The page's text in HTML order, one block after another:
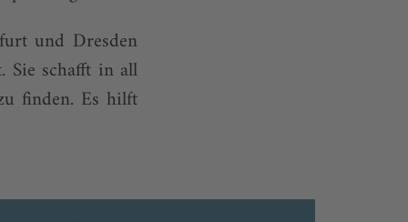
und Dresden
Sie schafft in all
finden. Es hilft